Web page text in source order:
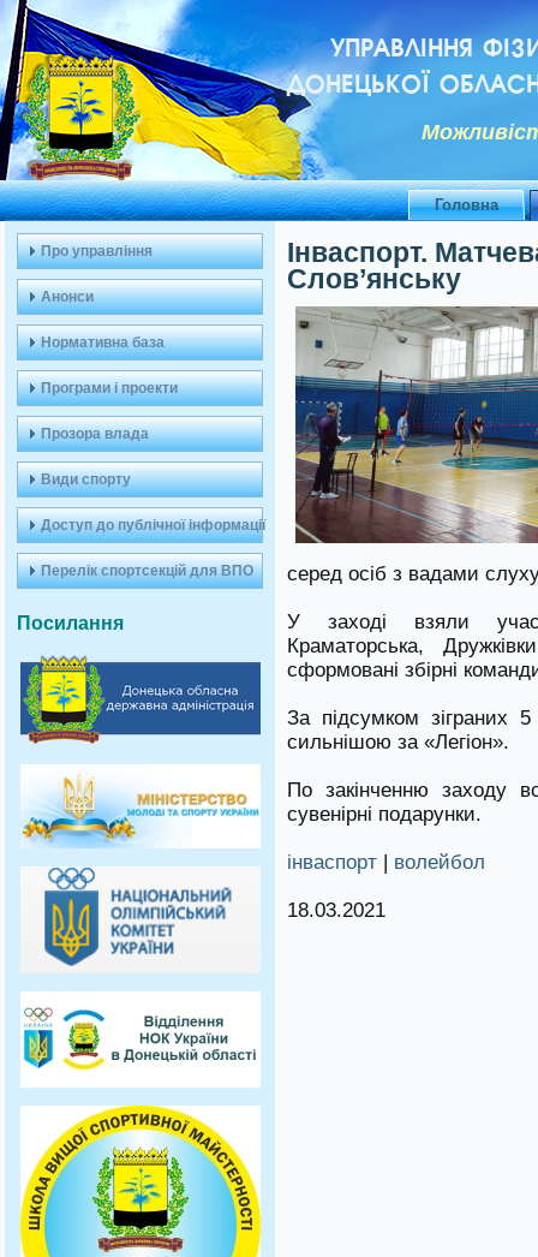
УПРАВЛІННЯ
ДОНЕЦЬКОЇ
Головна
Про управління
Анонси
Нормативна база
Програми і проекти
Прозора влада
Види спорту
Доступ до публічної інформації
Перелік спортсекцій для ВПО
Посилання
Інваспорт.
Слов’янську
серед осіб з вадами
У заході взяли
Краматорська,
сформовані збірні
За підсумком зіграних
сильнішою за «Легіон».
По закінченню заходу
сувенірні подарунки.
інваспорт | волейбол
18.03.2021